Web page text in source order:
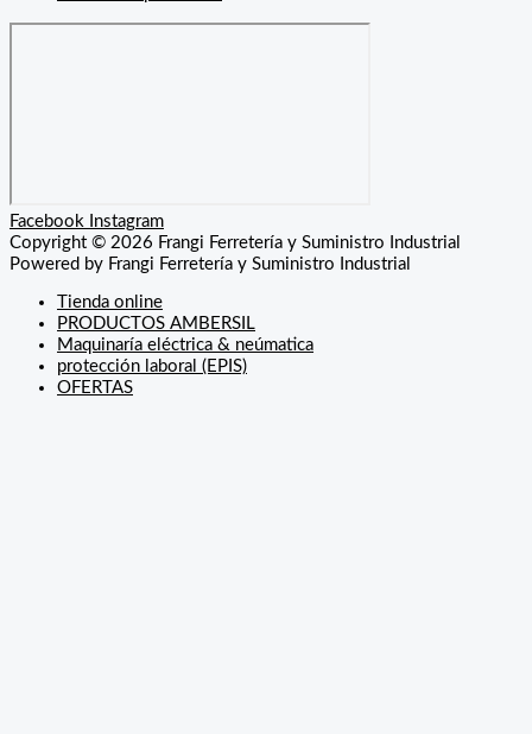
Facebook
Instagram
Copyright © 2026 Frangi Ferretería y Suministro Industrial
Powered by Frangi Ferretería y Suministro Industrial
Tienda online
PRODUCTOS AMBERSIL
Maquinaría eléctrica & neúmatica
protección laboral (EPIS)
OFERTAS